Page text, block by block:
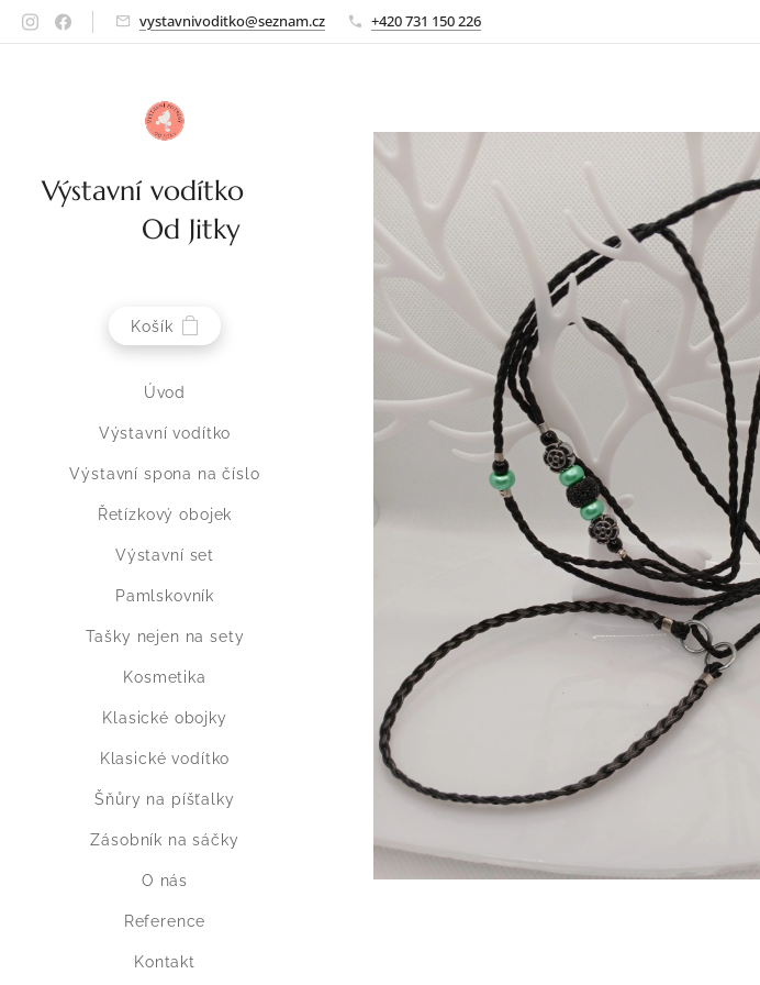
vystavnivoditko@seznam.cz +420 731 150 226
Výstavní vodítko
Od Jitky
Košík
Úvod
Výstavní vodítko
Výstavní spona na číslo
Řetízkový obojek
Výstavní set
Pamlskovník
Tašky nejen na sety
Kosmetika
Klasické obojky
Klasické vodítko
Šňůry na píšťalky
Zásobník na sáčky
O nás
Reference
Kontakt